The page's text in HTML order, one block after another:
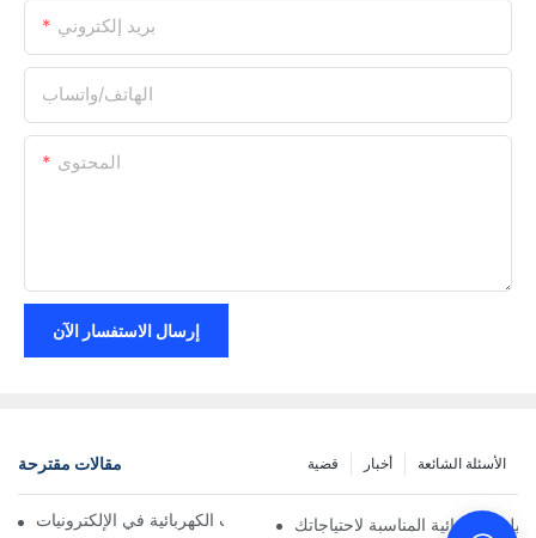
بريد إلكتروني
الهاتف/واتساب
المحتوى
إرسال الاستفسار الآن
مقالات مقترحة الأسئلة الشائعة أخبار قضية
تأثير التكنولوجيا على التوصيلات الكهربائية في الإلكترونيات
الكهربائية المناسبة لاحتياجاتك